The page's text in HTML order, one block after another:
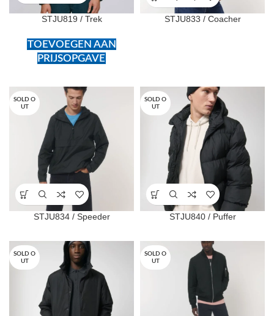
STJU819 / Trek
TOEVOEGEN AAN
PRIJSOPGAVE
STJU833 / Coacher
SOLD O
UT
STJU834 / Speeder
SOLD O
UT
STJU840 / Puffer
SOLD O
UT
SOLD O
UT